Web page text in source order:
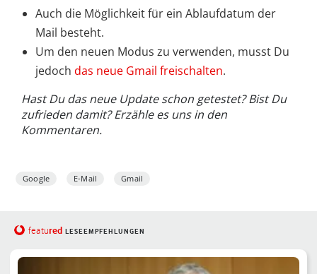
Auch die Möglichkeit für ein Ablaufdatum der
Mail besteht.
Um den neuen Modus zu verwenden, musst Du
jedoch das neue Gmail freischalten.
Hast Du das neue Update schon getestet? Bist Du
zufrieden damit? Erzähle es uns in den
Kommentaren.
Google E-Mail Gmail
featured LESEEMPFEHLUNGEN